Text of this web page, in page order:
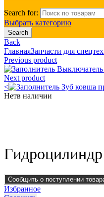
Search for:
Выбрать категорию
Search
Back
ГлавнаяЗапчасти для
Previous product
Выключатель
Next product
<
Зуб ковша
Нетв наличии
Сообщить о поступлении
Избранное